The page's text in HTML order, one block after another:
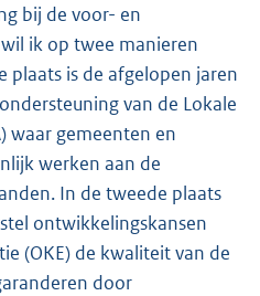
bij de voor- en
ik op twee manieren
plaats is de afgelopen jaren
van de Lokale
waar gemeenten en
werken aan de
In de tweede plaats
ontwikkelingskansen
(OKE) de kwaliteit van de
door